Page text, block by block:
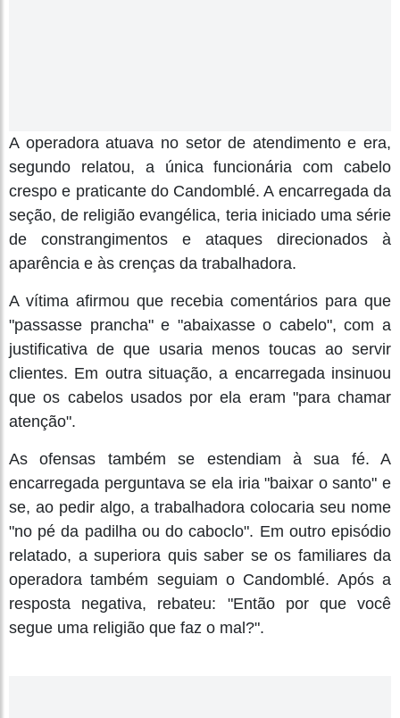
A operadora atuava no setor de atendimento e era,
segundo relatou, a única funcionária com cabelo
crespo e praticante do Candomblé. A encarregada da
seção, de religião evangélica, teria iniciado uma série
de constrangimentos e ataques direcionados à
aparência e às crenças da trabalhadora.
A vítima afirmou que recebia comentários para que
"passasse prancha" e "abaixasse o cabelo", com a
justificativa de que usaria menos toucas ao servir
clientes. Em outra situação, a encarregada insinuou
que os cabelos usados por ela eram "para chamar
atenção".
As ofensas também se estendiam à sua fé. A
encarregada perguntava se ela iria "baixar o santo" e
se, ao pedir algo, a trabalhadora colocaria seu nome
"no pé da padilha ou do caboclo". Em outro episódio
relatado, a superiora quis saber se os familiares da
operadora também seguiam o Candomblé. Após a
resposta negativa, rebateu: "Então por que você
segue uma religião que faz o mal?".